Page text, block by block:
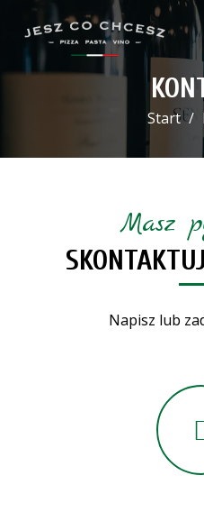
Start
Masz
Napisz lub